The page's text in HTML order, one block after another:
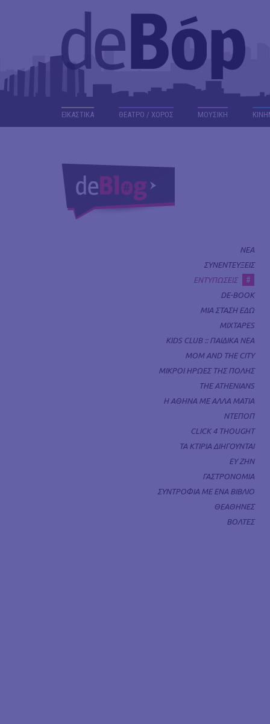
ΕΙΚΑΣΤΙΚΑ ΘΕΑΤΡΟ / ΧΟΡΟΣ ΜΟΥΣΙΚΗ
ΝΕΑ
ΣΥΝΕΝΤΕΥΞΕΙΣ
ΕΝΤΥΠΩΣΕΙΣ
#
DE-BOOK
ΜΙΑ ΣΤΑΣΗ ΕΔΩ
MIXTAPES
KIDS CLUB :: ΠΑΙΔΙΚΑ ΝΕΑ
MOM AND THE CITY
ΜΙΚΡΟΙ ΗΡΩΕΣ ΤΗΣ ΠΟΛΗΣ
THE ATHENIANS
Η ΑΘΗΝΑ ΜΕ ΑΛΛΑ ΜΑΤΙΑ
ΝΤΕΠΟΠ
CLICK 4 THOUGHT
ΤΑ ΚΤΙΡΙΑ ΔΙΗΓΟΥΝΤΑΙ
ΕΥ ΖΗΝ
ΓΑΣΤΡΟΝΟΜΙΑ
ΣΥΝΤΡΟΦΙΑ ΜΕ ΕΝΑ ΒΙΒΛΙΟ
ΘΕΑΘΗΝΕΣ
ΒΟΛΤΕΣ